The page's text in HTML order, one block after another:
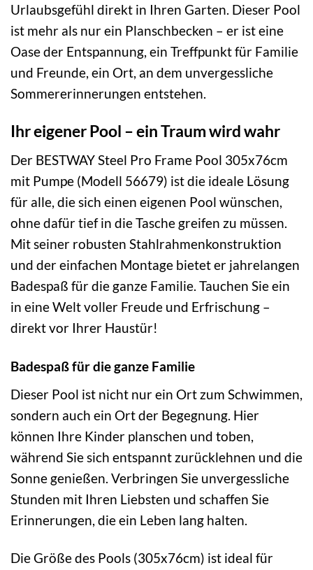
Urlaubsgefühl direkt in Ihren Garten. Dieser Pool
ist mehr als nur ein Planschbecken – er ist eine
Oase der Entspannung, ein Treffpunkt für Familie
und Freunde, ein Ort, an dem unvergessliche
Sommererinnerungen entstehen.
Ihr eigener Pool – ein Traum wird wahr
Der BESTWAY Steel Pro Frame Pool 305x76cm
mit Pumpe (Modell 56679) ist die ideale Lösung
für alle, die sich einen eigenen Pool wünschen,
ohne dafür tief in die Tasche greifen zu müssen.
Mit seiner robusten Stahlrahmenkonstruktion
und der einfachen Montage bietet er jahrelangen
Badespaß für die ganze Familie. Tauchen Sie ein
in eine Welt voller Freude und Erfrischung –
direkt vor Ihrer Haustür!
Badespaß für die ganze Familie
Dieser Pool ist nicht nur ein Ort zum Schwimmen,
sondern auch ein Ort der Begegnung. Hier
können Ihre Kinder planschen und toben,
während Sie sich entspannt zurücklehnen und die
Sonne genießen. Verbringen Sie unvergessliche
Stunden mit Ihren Liebsten und schaffen Sie
Erinnerungen, die ein Leben lang halten.
Die Größe des Pools (305x76cm) ist ideal für